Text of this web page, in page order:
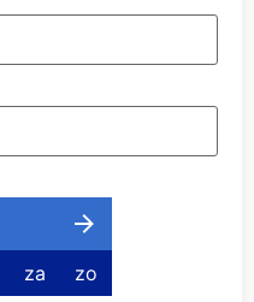
za
zo